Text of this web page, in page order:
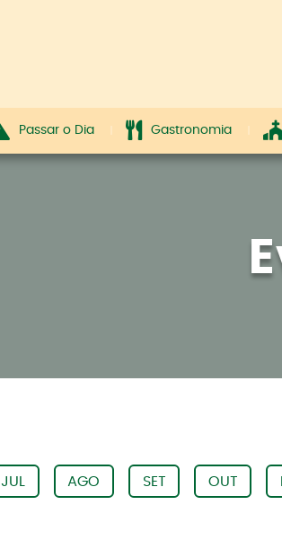
Passar o Dia Gastronomia
JUL AGO SET OUT